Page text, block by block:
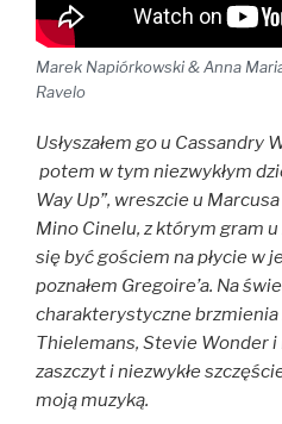
Marek Napiórkowski & Anna
Ravelo
Usłyszałem go u Cassandry
potem w tym niezwykłym
Way Up”, wreszcie u
Mino Cinelu, z którym gram
się być gościem na płycie w
poznałem Gregoire’a. Na
charakterystyczne
Thielemans, Stevie Wonder i
zaszczyt i niezwykłe
moją muzyką.